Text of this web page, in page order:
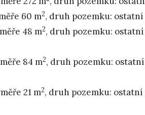
60 m2, druh pozemku:
48 m2, druh pozemku:
84 m2, druh pozemku:
21 m2, druh pozemku: